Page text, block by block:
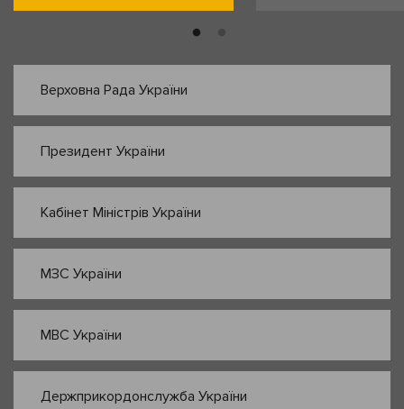
Верховна Рада України
Президент України
Кабінет Міністрів України
МЗС України
МВС України
Держприкордонслужба України